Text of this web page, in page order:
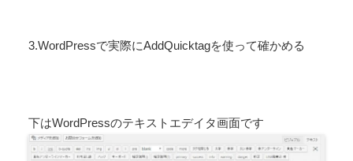
3.WordPressで実際にAddQuicktagを使って確かめる
下はWordPressのテキストエデイタ画面です